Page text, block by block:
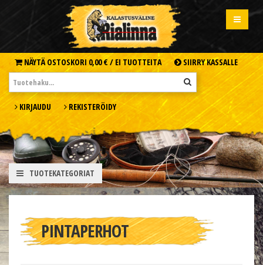
NÄYTÄ OSTOSKORI 0,00 € / EI TUOTTEITA SIIRRY KASSALLE
KIRJAUDU REKISTERÖIDY
TUOTEKATEGORIAT
PINTAPERHOT